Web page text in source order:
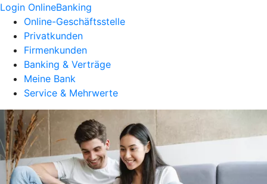
Login OnlineBanking
Online-Geschäftsstelle
Privatkunden
Firmenkunden
Banking & Verträge
Meine Bank
Service & Mehrwerte